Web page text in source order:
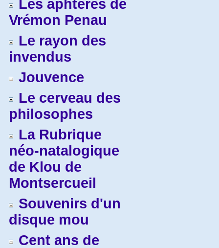
Les aphtères de
Vrémon Penau
Le rayon des
invendus
Jouvence
Le cerveau des
philosophes
La Rubrique
néo-natalogique
de Klou de
Montsercueil
Souvenirs d'un
disque mou
Cent ans de